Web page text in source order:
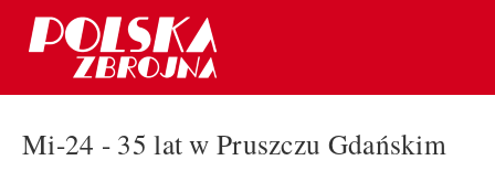
Mi-24 - 35 lat w Pruszczu Gdańskim